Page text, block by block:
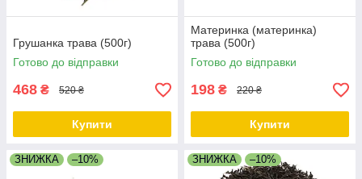
Грушанка трава (500г)
Готово до відправки
468 ₴ 520 ₴
Купити
Материнка (материнка)
трава (500г)
Готово до відправки
198 ₴ 220 ₴
Купити
ЗНИЖКА –10% ЗНИЖКА –10%